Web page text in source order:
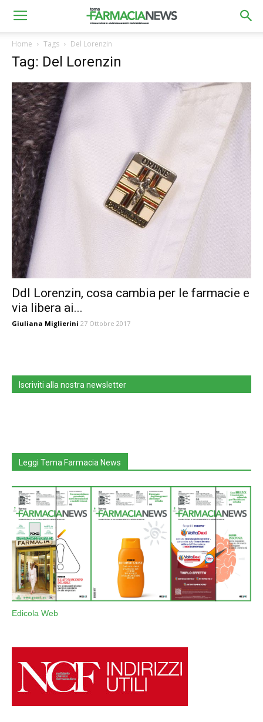
Home Tags Del Lorenzin
Tag: Del Lorenzin
Ddl Lorenzin, cosa cambia per le farmacie e
via libera ai...
Giuliana Miglierini 27 Ottobre 2017
Iscriviti alla nostra newsletter
Leggi Tema Farmacia News
Edicola Web